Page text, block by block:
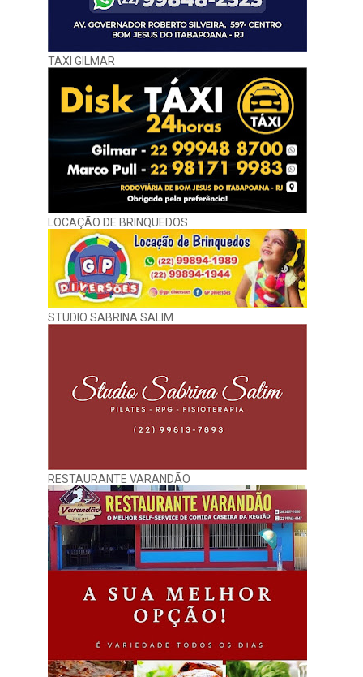
TAXI GILMAR
LOCAÇÃO DE BRINQUEDOS
STUDIO SABRINA SALIM
RESTAURANTE VARANDÃO